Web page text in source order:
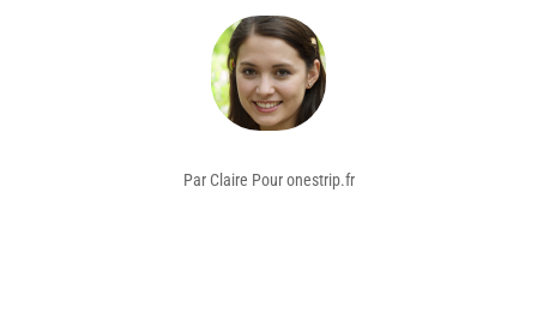
Par Claire Pour onestrip.fr